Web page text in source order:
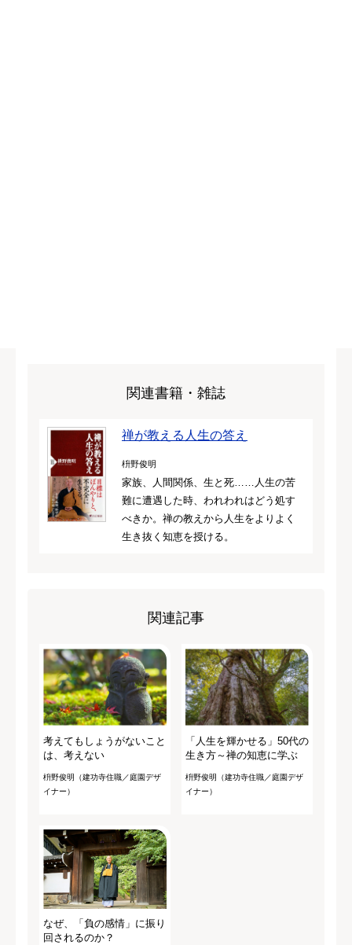
関連書籍・雑誌
禅が教える人生の答え
枡野俊明
家族、人間関係、生と死……人生の苦
難に遭遇した時、われわれはどう処す
べきか。禅の教えから人生をよりよく
生き抜く知恵を授ける。
関連記事
考えてもしょうがないこと
は、考えない
枡野俊明（建功寺住職／庭園デザ
イナー）
「人生を輝かせる」50代の
生き方～禅の知恵に学ぶ
枡野俊明（建功寺住職／庭園デザ
イナー）
なぜ、「負の感情」に振り
回されるのか？